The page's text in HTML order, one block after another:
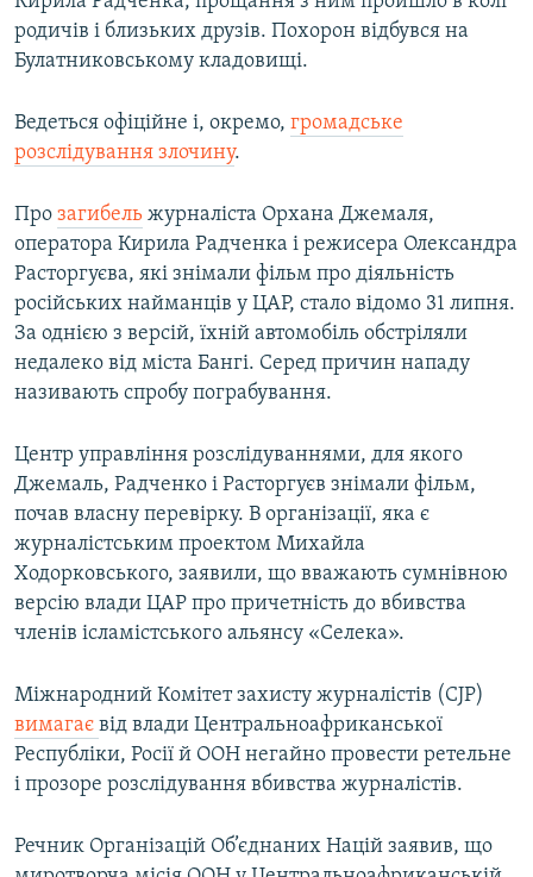
родичів і близьких друзів. Похорон відбувся на
Булатниковському кладовищі.
Ведеться офіційне і, окремо, громадське
розслідування злочину.
Про загибель журналіста Орхана Джемаля,
оператора Кирила Радченка і режисера Олександра
Расторгуєва, які знімали фільм про діяльність
російських найманців у ЦАР, стало відомо 31 липня.
За однією з версій, їхній автомобіль обстріляли
недалеко від міста Бангі. Серед причин нападу
називають спробу пограбування.
Центр управління розслідуваннями, для якого
Джемаль, Радченко і Расторгуєв знімали фільм,
почав власну перевірку. В організації, яка є
журналістським проектом Михайла
Ходорковського, заявили, що вважають сумнівною
версію влади ЦАР про причетність до вбивства
членів ісламістського альянсу «Селека».
Міжнародний Комітет захисту журналістів (CJP)
вимагає від влади Центральноафриканської
Республіки, Росії й ООН негайно провести ретельне
і прозоре розслідування вбивства журналістів.
Речник Організацій Об’єднаних Націй заявив, що